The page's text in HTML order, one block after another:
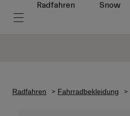
Radfahren Snow
Radfahren Fahrradbekleidung